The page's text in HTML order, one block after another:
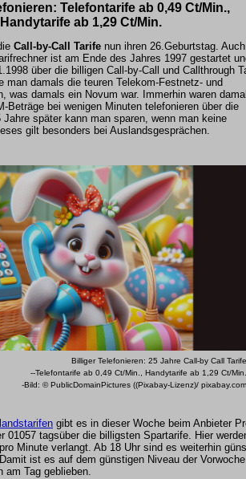
Telefontarife ab 0,49 Ct/Min.,
Handytarife ab 1,29 Ct/Min.
Call-by-Call Tarife nun ihren 26.Geburtstag.
ist am Ende des Jahres 1997 gestartet
über die billigen Call-by-Call und Callthrough
man damals die teuren Telekom-Festnetz- und
was damals ein Novum war. Immerhin waren
Beträge bei wenigen Minuten telefonieren über die
Jahre später kann man sparen, wenn man keine
gilt besonders bei Auslandsgesprächen.
Billiger Telefonieren: 25 Jahre Call-by Call Tarife
--Telefontarife ab 0,49 Ct/Min., Handytarife ab 1,29 Ct/Min.
-Bild: © PublicDomainPictures ((Pixabay-Lizenz)/ pixabay.com
gibt es in dieser Woche beim Anbieter
01057 tagsüber die billigsten Spartarife. Hier
Minute verlangt. Ab 18 Uhr sind es weiterhin
ist es auf dem günstigen Niveau der
am Tag geblieben.